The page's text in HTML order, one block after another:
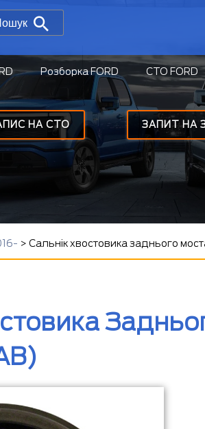
ЗАПИТ НА
НА СТО
Розборка FORD СТО FORD
> Сальнік хвостовика заднього